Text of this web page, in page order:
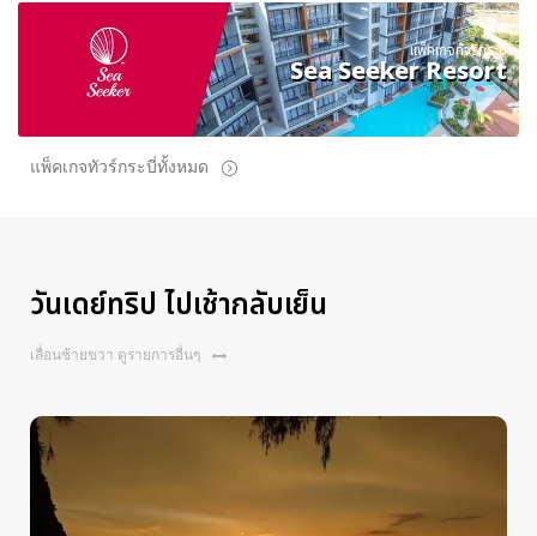
แพ็คเกจทัวร์กระบี่
Sea Seeker Resort
แพ็คเกจทัวร์กระบี่ทั้งหมด
วันเดย์ทริป ไปเช้ากลับเย็น
เลื่อนซ้ายขวา ดูรายการอื่นๆ